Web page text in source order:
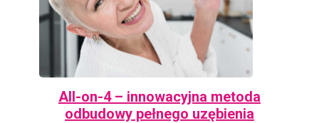
All-on-4 – innowacyjna metoda
odbudowy pełnego uzębienia